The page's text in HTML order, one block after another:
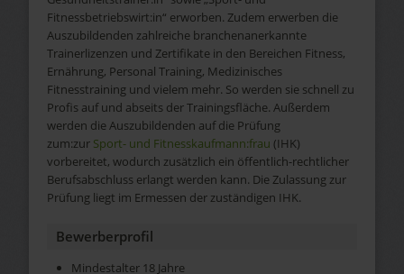
Fitnessbetriebswirt:in“ erworben. Zudem erwerben die
Auszubildenden zahlreiche branchenanerkannte
Trainerlizenzen und Zertifikate in den Bereichen Fitness,
Ernährung, Personal Training, Medizinisches
Fitnesstraining und vielem mehr. So werden sie schnell zu
Profis auf und abseits der Trainingsfläche. Außerdem
werden die Auszubildenden auf die Prüfung
zum:zur Sport- und Fitnesskaufmann:frau (IHK)
vorbereitet, wodurch zusätzlich ein öffentlich-rechtlicher
Berufsabschluss erlangt werden kann. Die Zulassung zur
Prüfung liegt im Ermessen der zuständigen IHK.
Bewerberprofil
Mindestalter 18 Jahre